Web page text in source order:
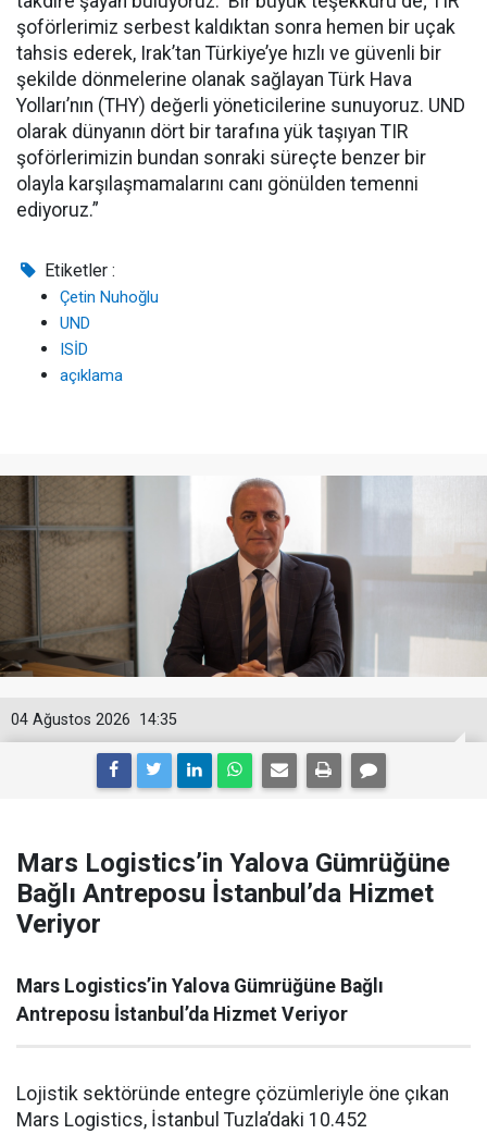
şoförlerimiz serbest kaldıktan sonra hemen bir uçak
tahsis ederek, Irak’tan Türkiye’ye hızlı ve güvenli bir
şekilde dönmelerine olanak sağlayan Türk Hava
Yolları’nın (THY) değerli yöneticilerine sunuyoruz. UND
olarak dünyanın dört bir tarafına yük taşıyan TIR
şoförlerimizin bundan sonraki süreçte benzer bir
olayla karşılaşmamalarını canı gönülden temenni
ediyoruz.”
Etiketler :
Çetin Nuhoğlu
UND
ISİD
açıklama
14:35
04 Ağustos 2026
Mars Logistics’in Yalova Gümrüğüne
Bağlı Antreposu İstanbul’da Hizmet
Veriyor
Mars Logistics’in Yalova Gümrüğüne Bağlı
Antreposu İstanbul’da Hizmet Veriyor
Lojistik sektöründe entegre çözümleriyle öne çıkan
Mars Logistics, İstanbul Tuzla’daki 10.452